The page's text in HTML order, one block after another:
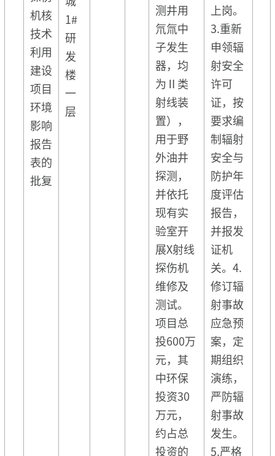
机核
技术
利用
建设
项目
环境
影响
报告
表的
批复
1#
研
发
楼
一
层
测井用
氘氚中
子发生
器，均
为Ⅱ类
射线装
置），
用于野
外油井
探测，
并依托
现有实
验室开
展X射线
探伤机
维修及
测试。
项目总
投600万
元，其
中环保
投资30
万元，
约占总
投资的
上岗。
3.重新
申领辐
射安全
许可
证，按
要求编
制辐射
安全与
防护年
度评估
报告，
并报发
证机
关。4.
修订辐
射事故
应急预
案，定
期组织
演练，
严防辐
射事故
发生。
5.严格